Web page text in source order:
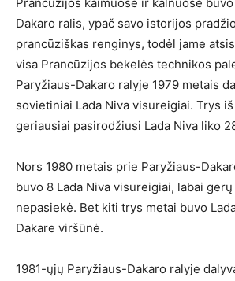
Dakaro ralis, ypač savo istorijos
prancūziškas renginys, todėl jame
visa Prancūzijos bekelės technikos
Paryžiaus-Dakaro ralyje 1979 metais
sovietiniai Lada Niva visureigiai. Trys
geriausiai pasirodžiusi Lada Niva liko
Nors 1980 metais prie Paryžiaus-
buvo 8 Lada Niva visureigiai, labai
nepasiekė. Bet kiti trys metai buvo
Dakare viršūnė.
1981-ųjų Paryžiaus-Dakaro ralyje